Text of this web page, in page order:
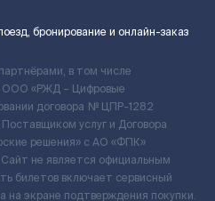
бронирование и онлайн-заказ
в том числе
ООО «РЖД – Цифровые
договора № ЦПР-1282
услуг и Договора
решения» c АО «ФПК»
не является официальным
билетов включает сервисный
на экране подтверждения покупки.